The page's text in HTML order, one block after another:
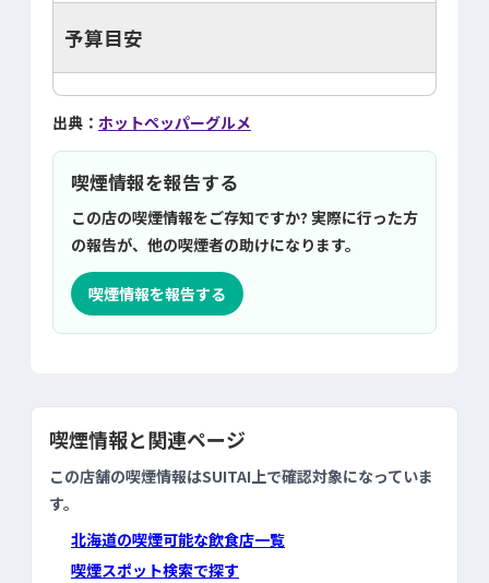
予算目安
出典： ホットペッパーグルメ
喫煙情報を報告する
この店の喫煙情報をご存知ですか? 実際に行った方
の報告が、他の喫煙者の助けになります。
喫煙情報を報告する
喫煙情報と関連ページ
この店舗の喫煙情報はSUITAI上で確認対象になっていま
す。
北海道の喫煙可能な飲食店一覧
喫煙スポット検索で探す